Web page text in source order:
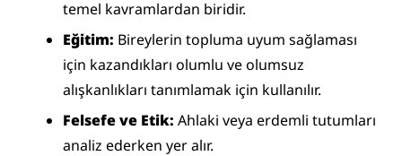
temel kavramlardan biridir.
Eğitim: Bireylerin topluma uyum sağlaması
için kazandıkları olumlu ve olumsuz
alışkanlıkları tanımlamak için kullanılır.
Felsefe ve Etik: Ahlaki veya erdemli tutumları
analiz ederken yer alır.